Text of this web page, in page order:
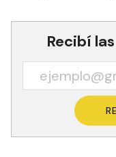
Recibí